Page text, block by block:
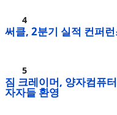
써클, 2분기 실적 컨퍼
짐 크레이머, 양자컴퓨
자자들 환영